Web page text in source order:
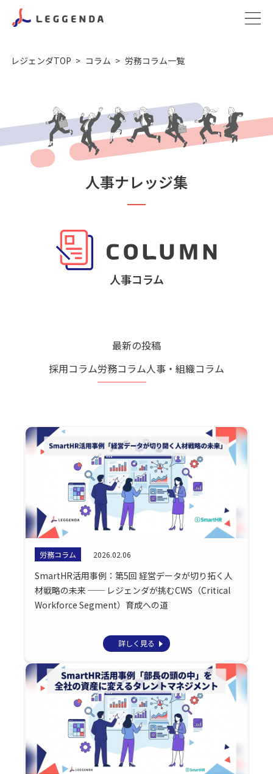
レジェンダTOP コラム 労務コラム一覧
人事ナレッジ集
人事コラム
最新の投稿
採用コラム労務コラム人事・組織コラム
労務コラム 2026.02.06
SmartHR活用事例：第5回 経営データが切り拓く人
材戦略の未来 ── レジェンダが挑むCWS（Critical
Workforce Segment）育成への道
詳しく見る